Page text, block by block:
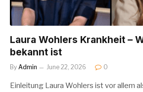
Laura Wohlers Krankheit –
bekannt ist
By Admin June 22, 2026 0
Einleitung Laura Wohlers ist vor allem